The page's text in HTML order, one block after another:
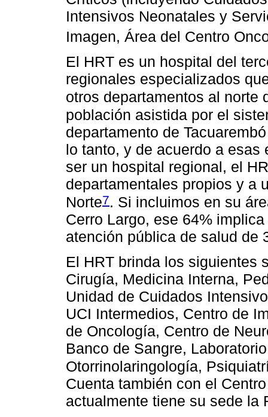
Intensivos Neonatales y
Imagen, Área del Centro
El HRT es un hospital del
regionales especializados
otros departamentos al norte
población asistida por el
departamento de
lo tanto, y de acuerdo a
ser un hospital regional, el
departamentales propios y a
Norte7. Si incluimos en su
Cerro Largo, ese 64%
atención pública de salud de
El HRT brinda los siguientes
Cirugía, Medicina Interna,
Unidad de Cuidados
UCI Intermedios, Centro de
de Oncología, Centro de
Banco de Sangre,
Otorrinolaringología,
Cuenta también con el
actualmente tiene su sede la